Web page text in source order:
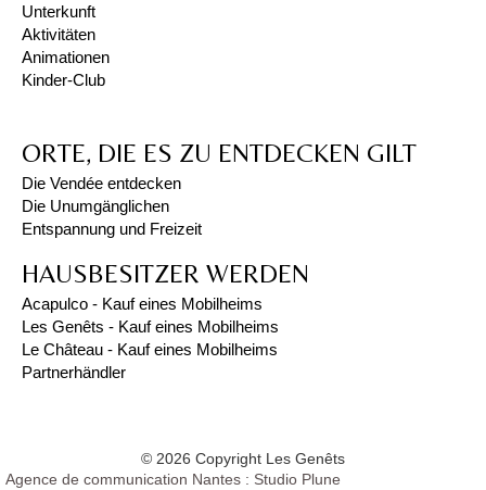
Unterkunft
Aktivitäten
Animationen
Kinder-Club
ORTE, DIE ES ZU ENTDECKEN GILT
Die Vendée entdecken
Die Unumgänglichen
Entspannung und Freizeit
HAUSBESITZER WERDEN
Acapulco - Kauf eines Mobilheims
Les Genêts - Kauf eines Mobilheims
Le Château - Kauf eines Mobilheims
Partnerhändler
© 2026 Copyright Les Genêts
Agence de communication Nantes : Studio Plune